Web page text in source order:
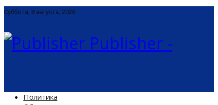
Суббота, 8 августа, 2026
Publisher -
Политика